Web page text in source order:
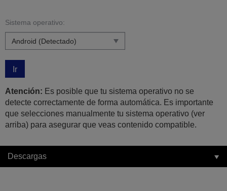
Sistema operativo:
Ir
Atención: Es posible que tu sistema operativo no se
detecte correctamente de forma automática. Es importante
que selecciones manualmente tu sistema operativo (ver
arriba) para asegurar que veas contenido compatible.
Descargas